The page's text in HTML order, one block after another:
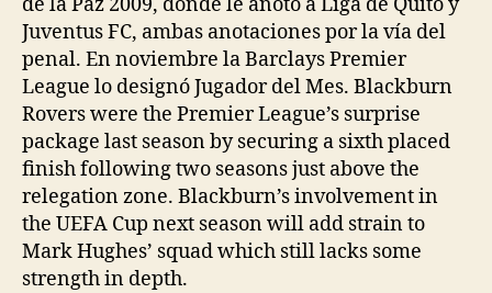
Juventus FC, ambas anotaciones por la vía del
penal. En noviembre la Barclays Premier
League lo designó Jugador del Mes. Blackburn
Rovers were the Premier League’s surprise
package last season by securing a sixth placed
finish following two seasons just above the
relegation zone. Blackburn’s involvement in
the UEFA Cup next season will add strain to
Mark Hughes’ squad which still lacks some
strength in depth.